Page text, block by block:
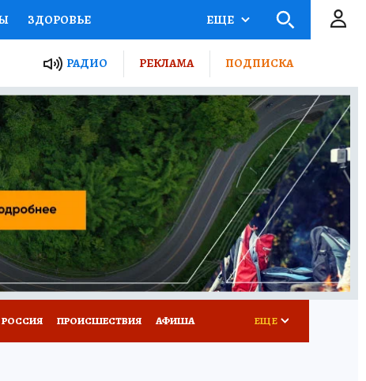
ЗДОРОВЬЕ
РОССИИ АФИША
ПУТЕВОДИТЕЛЬ
ЖЕЛЕЗА ТУРИЗМ
ПОТРЕБИТЕЛЯ ВСЕ О КП
ЕЩЕ
РАДИО РЕКЛАМА ПОДПИСКА
ПРОИСШЕСТВИЯ АФИША ЕЩЕ